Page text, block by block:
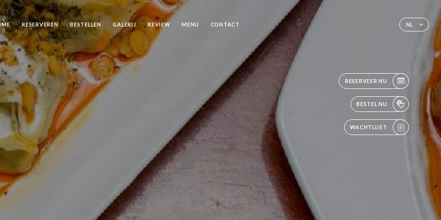
NL
RESERVEREN BESTELLEN GALERIJ REVIEW MENU CONTACT
RESERVEER NU
BESTEL NU
WACHTLIJST